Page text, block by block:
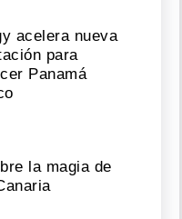
acelera nueva
para
Panamá
la magia de